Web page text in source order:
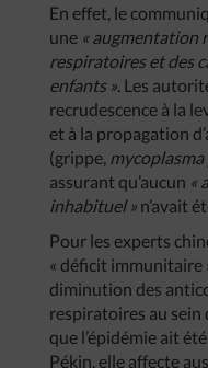
En effet, le
une « augmentation
respiratoires et des
enfants » . Les
recrudescence à la
et à la propagation
(grippe,
assurant qu’aucun «
inhabituel » n’avait
Pour les experts
« déficit immunitaire
diminution des
respiratoires au sein
que l’épidémie ait
Pékin, elle affecte